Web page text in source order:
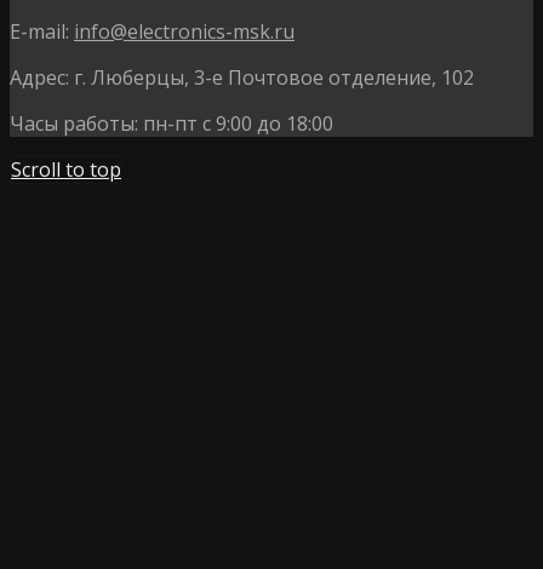
E-mail: info@electronics-msk.ru
Адрес: г. Люберцы, 3-е Почтовое отделение, 102
Часы работы: пн-пт с 9:00 до 18:00
Scroll to top